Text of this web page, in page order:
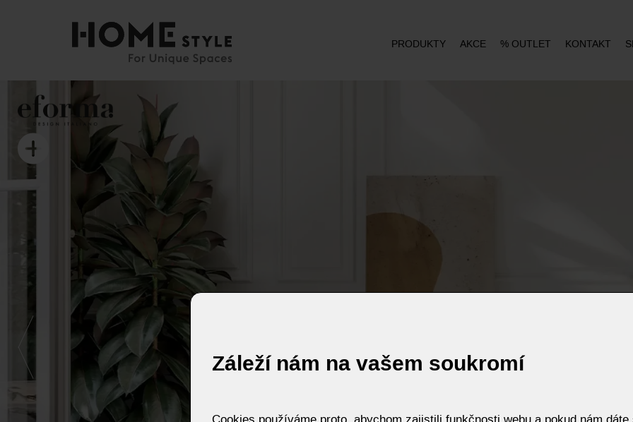
PRODUKTY AKCE % OUTLET KONTAKT
Záleží nám na vašem soukromí
Cookies používáme proto, abychom zajistili funkčnosti webu a pokud nám